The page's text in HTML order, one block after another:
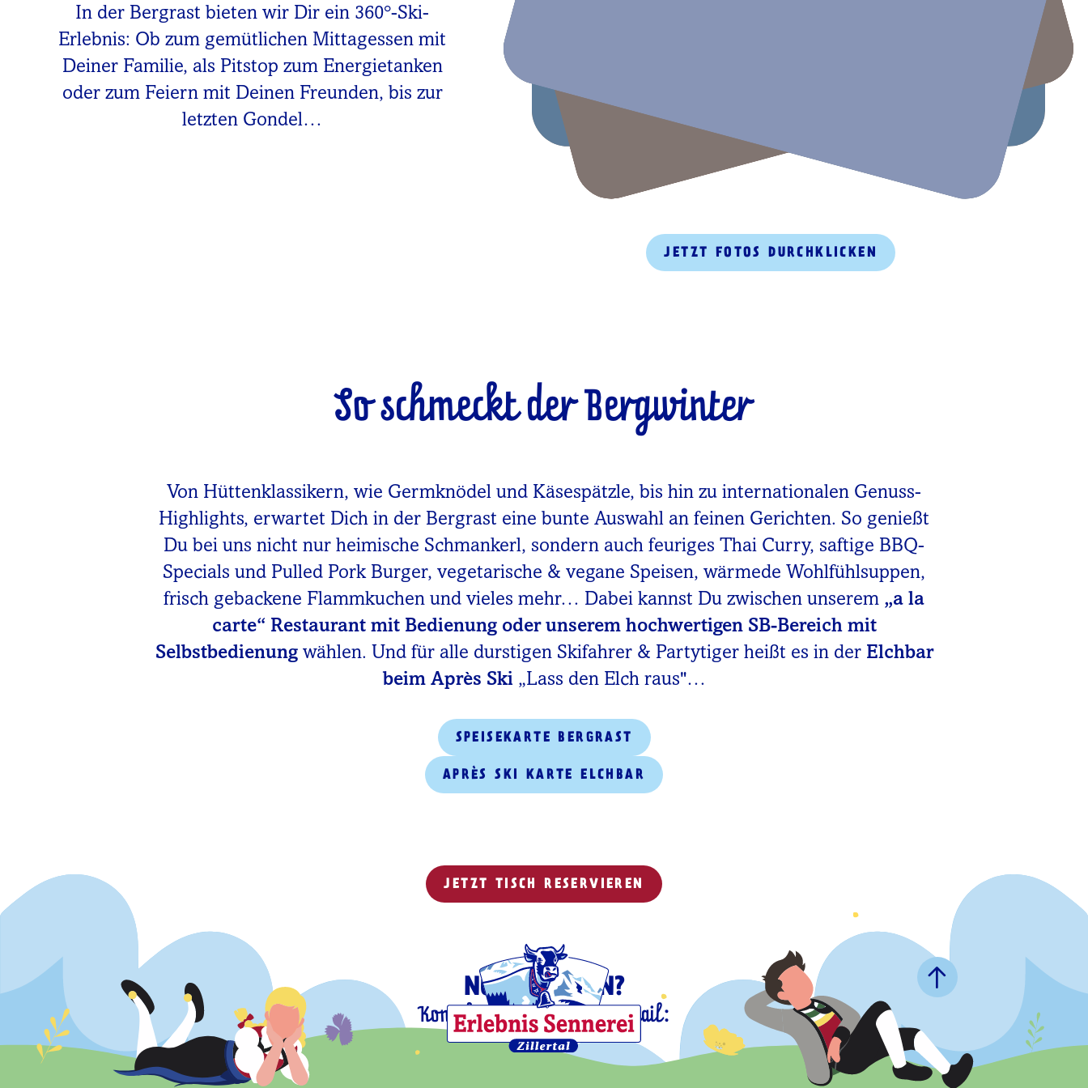
In der Bergrast bieten wir Dir ein 360°-Ski-
Erlebnis: Ob zum gemütlichen Mittagessen mit
Deiner Familie, als Pitstop zum Energietanken
oder zum Feiern mit Deinen Freunden, bis zur
letzten Gondel…
JETZT FOTOS DURCHKLICKEN
So schmeckt der Bergwinter
Von Hüttenklassikern, wie Germknödel und Käsespätzle, bis hin zu internationalen Genuss-
Highlights, erwartet Dich in der Bergrast eine bunte Auswahl an feinen Gerichten. So genießt
Du bei uns nicht nur heimische Schmankerl, sondern auch feuriges Thai Curry, saftige BBQ-
Specials und Pulled Pork Burger, vegetarische & vegane Speisen, wärmede Wohlfühlsuppen,
frisch gebackene Flammkuchen und vieles mehr… Dabei kannst Du zwischen unserem „a la
carte“ Restaurant mit Bedienung oder unserem hochwertigen SB-Bereich mit
Selbstbedienungwählen. Und für alle durstigen Skifahrer & Partytiger heißt es in der Elchbar
beim Après Ski „Lass den Elch raus"…
SPEISEKARTE BERGRAST
APRÈS SKI KARTE ELCHBAR
JETZT TISCH RESERVIEREN
NOCH FRAGEN?
Kontaktiere uns gerne per Mail:
info@bergrast.at